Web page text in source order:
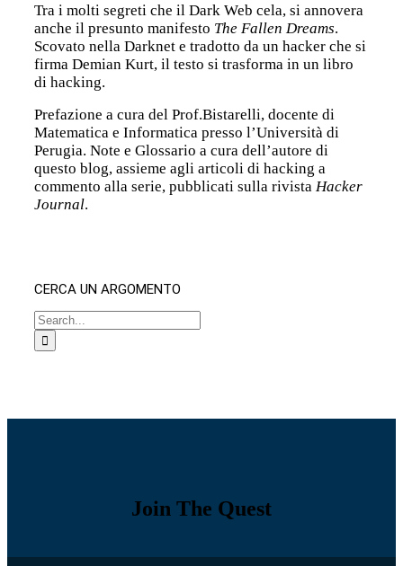
Tra i molti segreti che il Dark Web cela, si annovera
anche il presunto manifesto The Fallen Dreams.
Scovato nella Darknet e tradotto da un hacker che si
firma Demian Kurt, il testo si trasforma in un libro
di hacking.
Prefazione a cura del Prof.Bistarelli, docente di
Matematica e Informatica presso l’Università di
Perugia. Note e Glossario a cura dell’autore di
questo blog, assieme agli articoli di hacking a
commento alla serie, pubblicati sulla rivista Hacker
Journal.
CERCA UN ARGOMENTO
Search
for:
Join The Quest